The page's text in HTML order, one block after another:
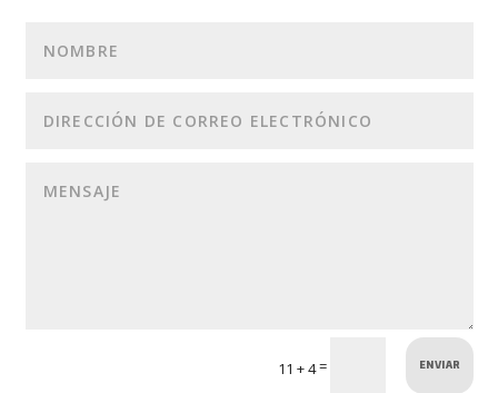
11 + 4= ENVIAR